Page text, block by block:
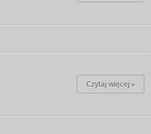
Czytaj więcej »